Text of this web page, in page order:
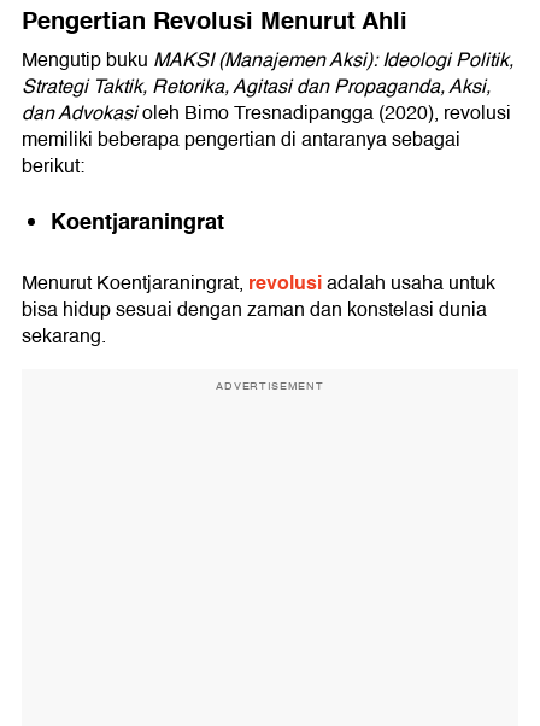
Pengertian Revolusi Menurut Ahli
Mengutip buku MAKSI (Manajemen Aksi): Ideologi Politik,
Strategi Taktik, Retorika, Agitasi dan Propaganda, Aksi,
dan Advokasioleh Bimo Tresnadipangga (2020), revolusi
memiliki beberapa pengertian di antaranya sebagai
berikut:
Koentjaraningrat
Menurut Koentjaraningrat, revolusiadalah usaha untuk
bisa hidup sesuai dengan zaman dan konstelasi dunia
sekarang.
ADVERTISEMENT